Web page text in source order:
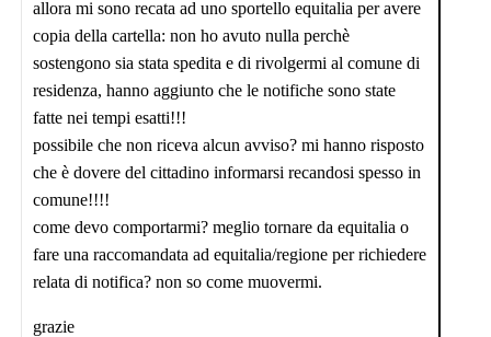
allora mi sono recata ad uno sportello equitalia per avere
copia della cartella: non ho avuto nulla perchè
sostengono sia stata spedita e di rivolgermi al comune di
residenza, hanno aggiunto che le notifiche sono state
fatte nei tempi esatti!!!
possibile che non riceva alcun avviso? mi hanno risposto
che è dovere del cittadino informarsi recandosi spesso in
comune!!!!
come devo comportarmi? meglio tornare da equitalia o
fare una raccomandata ad equitalia/regione per richiedere
relata di notifica? non so come muovermi.
grazie